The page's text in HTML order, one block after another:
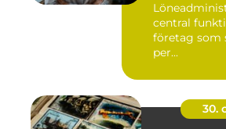
central
företag som
per...
30.